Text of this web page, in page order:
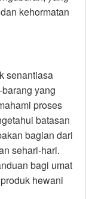
kehormatan
senantiasa
yang
proses
batasan
bagian dari
sehari-hari.
bagi umat
hewani